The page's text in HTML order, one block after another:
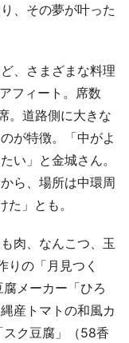
、その夢が叶った
、さまざまな料理
フィート。席数
。道路側に大きな
が特徴。「中がよ
い」と金城さん。
ら、場所は中環周
」とも。
肉、なんこつ、玉
りの「月見つく
メーカー「ひろ
産トマトの和風カ
ク豆腐」（58香